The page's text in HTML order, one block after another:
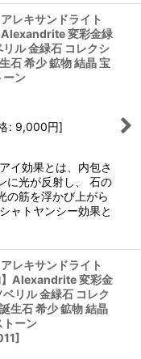
レキサンドライト
Alexandrite 変彩金緑
ル 金緑石 コレクシ
石 希少 鉱物 結晶 宝
ーン
: 9,000円]
イ効果とは、内包さ
に光が反射し、 石の
の筋を浮かび上がら
ャトヤンシー効果と
レキサンドライト
】Alexandrite 変彩金
リル 金緑石 コレク
生石 希少 鉱物 結晶
トーン
]